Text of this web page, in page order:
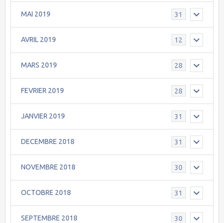
MAI 2019 31
AVRIL 2019 12
MARS 2019 28
FEVRIER 2019 28
JANVIER 2019 31
DECEMBRE 2018 31
NOVEMBRE 2018 30
OCTOBRE 2018 31
SEPTEMBRE 2018 30